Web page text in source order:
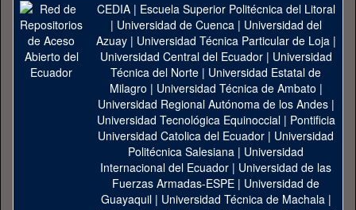
CEDIA| Escuela Superior Politécnica del Litoral
| Universidad de Cuenca| Universidad del
Azuay| Universidad Técnica Particular de Loja|
Universidad Central del Ecuador| Universidad
Técnica del Norte | Universidad Estatal de
Milagro | Universidad Técnica de Ambato |
Universidad Regional Autónoma de los Andes|
Universidad Tecnológica Equinoccial| Pontificia
Universidad Catolica del Ecuador | Universidad
Politécnica Salesiana | Universidad
Internacional del Ecuador | Universidad de las
Fuerzas Armadas-ESPE | Universidad de
Guayaquil| Universidad Técnica de Machala|